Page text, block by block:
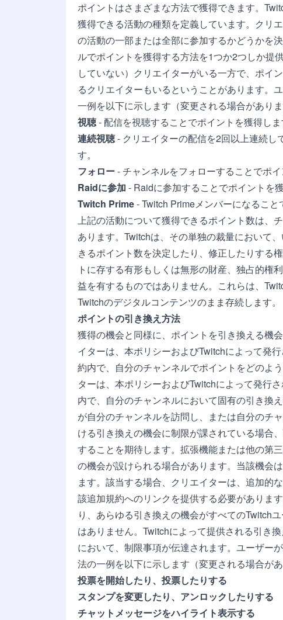
ポイントはさまざまな方法で獲得できます。
獲得できる活動の種類を定義しています。クリ
の活動の一部または全部に参加するかどうかを
ルでポイントを獲得する方法を1つか2つしか提
していない）クリエイターがいる一方で、ポイ
るクリエイターもいるということがあります。
一例を以下に示します（変更される場合がありま
視聴- 配信を視聴することでポイントを獲得しま
連続視聴- クリエイターの配信を2回以上連続し
す。
フォロー- チャンネルをフォローすることでポイ
Raidに参加 - Raidに参加することでポイントを獲
Twitch Prime- Twitch Primeメンバーになること
上記の活動について獲得できるポイント数は、
あります。Twitchは、その単独の裁量において
きるポイント数を決定したり、修正したりする
トに存する有形もしくは無形の財産、独占的権
益を有するものではありません。これらは、
Twitchのデジタルコンテンツのまま存続します。
ポイントの引き換え方法
獲得の機会と同様に、ポイントを引き換える機
イターは、本ポリシーおよびTwitchによって発
約内で、自分のチャンネルでポイントをどのよ
ターは、本ポリシーおよびTwitchによって発行
内で、自分のチャンネルにおいて固有の引き換
が自分のチャンネルを訪問し、または自分のチ
ける引き換えの機会に制限が課されている場合
することを期待します。拡張機能または他の第
の機会が設けられる場合があります。当該機会
ます。該当する場合、クリエイターは、追加的
該追加規約へのリンクを提供する必要がありま
り、あらゆる引き換えの機会がすべてのTwitch
はありません。Twitchによって提供される引き
において、制限事項が伝達されます。ユーザー
法の一例を以下に示します（変更される場合があ
投票を開始したり、投票したりする
スタンプを変更したり、アンロックしたりする
チャットメッセージをハイライト表示する